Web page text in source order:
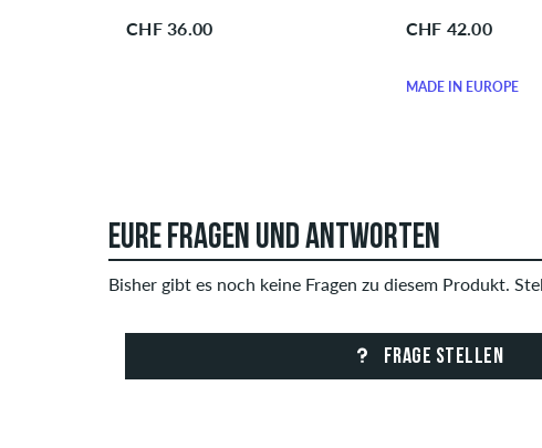
CHF 36.00 CHF 42.00
MADE IN EUROPE
EURE FRAGEN UND ANTWORTEN
Bisher gibt es noch keine Fragen zu diesem Produkt.
FRAGE STELLEN